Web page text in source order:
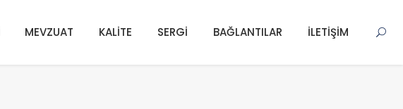
MEVZUAT KALİTE SERGİ BAĞLANTILAR İLETİŞİM